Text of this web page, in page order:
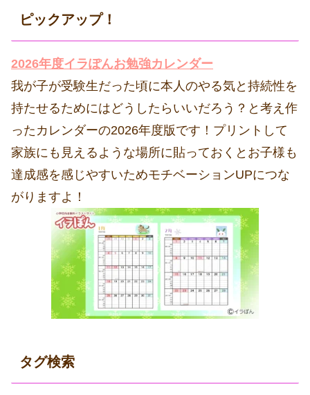
ピックアップ！
2026年度イラぽんお勉強カレンダー
我が子が受験生だった頃に本人のやる気と持続性を
持たせるためにはどうしたらいいだろう？と考え作
ったカレンダーの2026年度版です！プリントして
家族にも見えるような場所に貼っておくとお子様も
達成感を感じやすいためモチベーションUPにつな
がりますよ！
タグ検索